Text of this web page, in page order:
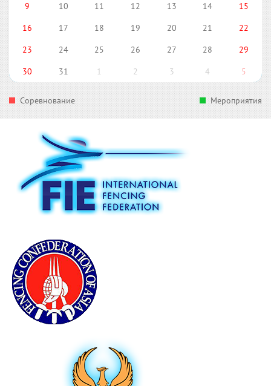
9
10 11 12 13 14
15
16
17 18 19 20 21
22
23
24 25 26 27 28
29
30
31 1 2 3 4 5
Соревнование Мероприятия